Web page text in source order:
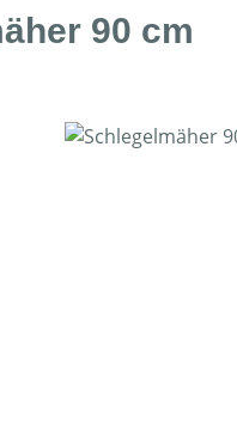
90 cm